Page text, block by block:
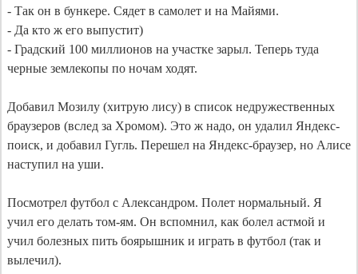
- Так он в бункере. Сядет в самолет и на Майями.
- Да кто ж его выпустит)
- Градский 100 миллионов на участке зарыл. Теперь туда
черные землекопы по ночам ходят.
Добавил Мозилу (хитрую лису) в список недружественных
браузеров (вслед за Хромом). Это ж надо, он удалил Яндекс-
поиск, и добавил Гугль. Перешел на Яндекс-браузер, но Алисе
наступил на уши.
Посмотрел футбол с Александром. Полет нормальный. Я
учил его делать том-ям. Он вспомнил, как болел астмой и
учил болезных пить боярышник и играть в футбол (так и
вылечил).